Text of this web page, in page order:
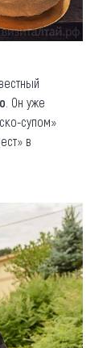
. Он уже
супом»
в